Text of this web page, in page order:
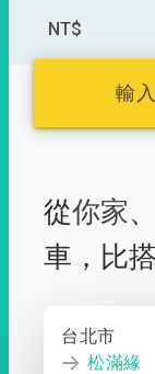
NT$
輸
從你家、
車， 比
台北市
松滿緣